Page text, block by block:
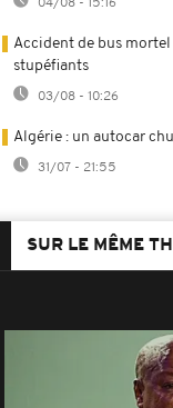
04/08 - 15:16
Accident de bus
stupéfiants
03/08 - 10:26
Algérie : un autocar
31/07 - 21:55
SUR LE MÊME